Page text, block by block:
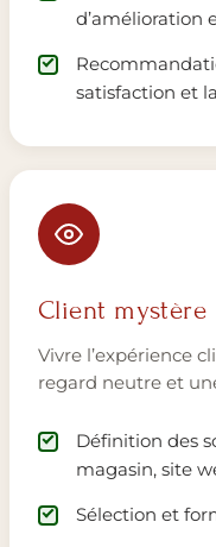
d’amélioration
satisfaction et
Client mystère
Vivre l’expérience
regard neutre et
Définition des
magasin, site
Sélection et